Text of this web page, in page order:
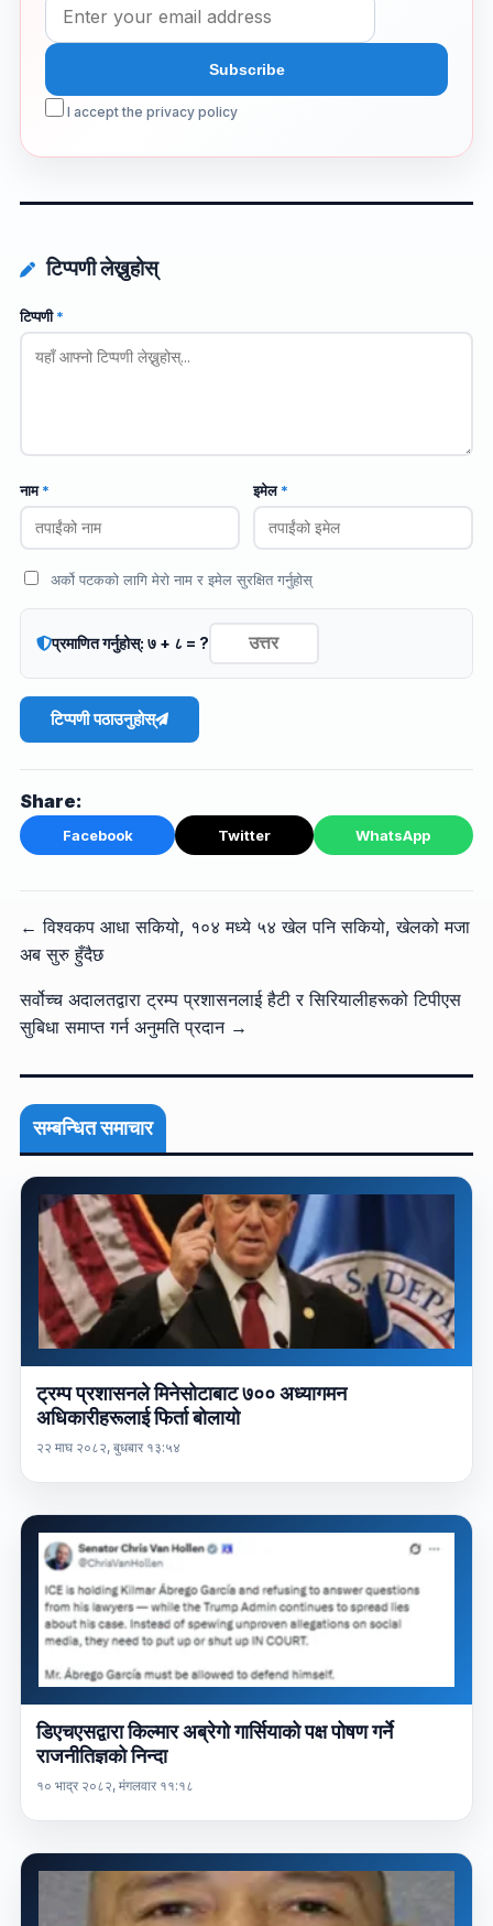
I accept the privacy policy
टिप्पणी लेख्नुहोस्
टिप्पणी*
नाम* इमेल*
अर्को पटकको लागि मेरो नाम र इमेल सुरक्षित गर्नुहोस्
प्रमाणित गर्नुहोस्: ७ + ८ = ?
टिप्पणी पठाउनुहोस्
Share:
Facebook Twitter WhatsApp
← विश्वकप आधा सकियो, १०४ मध्ये ५४ खेल पनि सकियो, खेलको मजा
अब सुरु हुँदैछ
सर्वोच्च अदालतद्वारा ट्रम्प प्रशासनलाई हैटी र सिरियालीहरूको टिपीएस
सुबिधा समाप्त गर्न अनुमति प्रदान →
सम्बन्धित समाचार
ट्रम्प प्रशासनले मिनेसोटाबाट ७०० अध्यागमन
अधिकारीहरूलाई फिर्ता बोलायो
२२ माघ २०८२, बुधबार १३:५४
डिएचएसद्वारा किल्मार अब्रेगो गार्सियाको पक्ष पोषण गर्ने
राजनीतिज्ञको निन्दा
१० भाद्र २०८२, मंगलवार ११:१८